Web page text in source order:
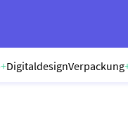
+DigitaldesignVerpackung